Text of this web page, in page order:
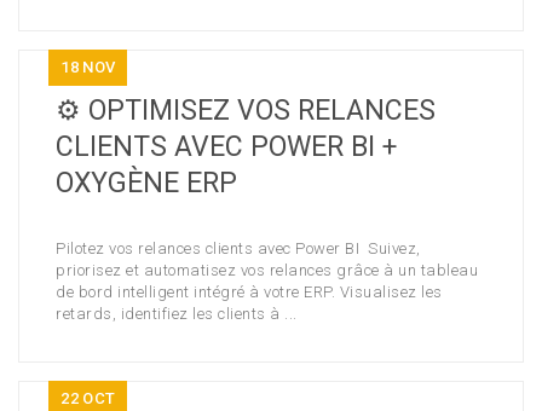
18 NOV
⚙️ OPTIMISEZ VOS RELANCES
CLIENTS AVEC POWER BI +
OXYGÈNE ERP
Pilotez vos relances clients avec Power BI Suivez,
priorisez et automatisez vos relances grâce à un tableau
de bord intelligent intégré à votre ERP. Visualisez les
retards, identifiez les clients à ...
22 OCT